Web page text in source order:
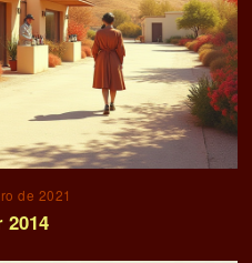
de 2021
2014